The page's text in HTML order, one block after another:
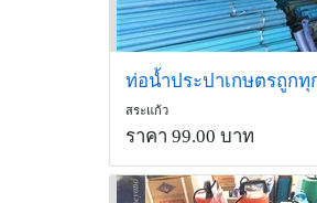
สระแก้ว
ราคา 99.00 บาท